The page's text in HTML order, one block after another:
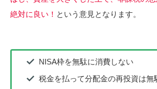
絶対に良い！ という意見となります。
NISA枠を無駄に消費しない
税金を払って分配金の再投資は無